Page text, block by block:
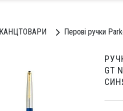
КАНЦТОВАРИ Перові ручки
GT